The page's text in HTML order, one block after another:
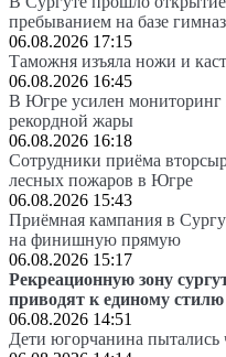
пребыванием на базе
06.08.2026 17:15
Таможня изъяла ножи и
06.08.2026 16:45
В Югре усилен мониторинг
рекордной жары
06.08.2026 16:18
Сотрудники приёма
лесных пожаров в Югре
06.08.2026 15:43
Приёмная кампания в
на финишную прямую
06.08.2026 15:17
Рекреационную зону
приводят к единому стилю
06.08.2026 14:51
Дети югорчанина пытались